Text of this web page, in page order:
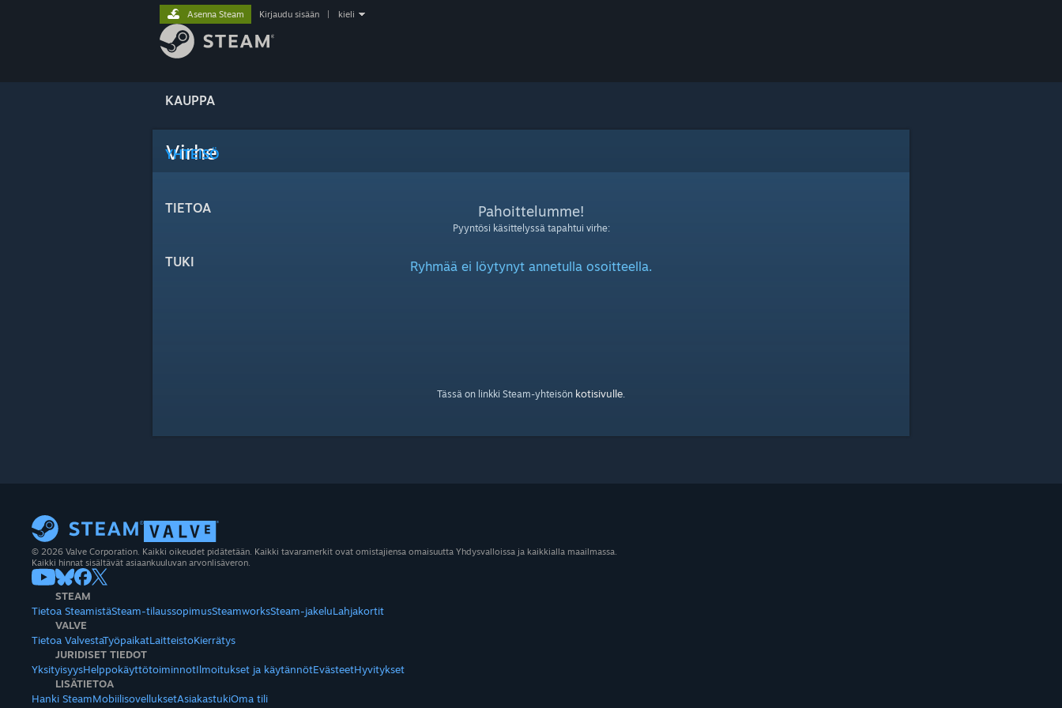
KAUPPA
YHTEISÖ
TIETOA
TUKI
Asenna Steam Kirjaudu sisään kieli
Virhe
Pahoittelumme!
Pyyntösi käsittelyssä tapahtui virhe:
Ryhmää ei löytynyt annetulla osoitteella.
Tässä on linkki Steam-yhteisön kotisivulle.
© 2026 Valve Corporation. Kaikki oikeudet pidätetään. Kaikki tavaramerkit ovat omistajiensa omaisuutta Yhdysvalloissa ja kaikkialla maailmassa.
Kaikki hinnat sisältävät asiaankuuluvan arvonlisäveron.
STEAM
Tietoa SteamistäSteam-tilaussopimusSteamworksSteam-jakeluLahjakortit
VALVE
Tietoa ValvestaTyöpaikatLaitteistoKierrätys
JURIDISET TIEDOT
YksityisyysHelppokäyttötoiminnotIlmoitukset ja käytännötEvästeetHyvitykset
LISÄTIETOA
Hanki SteamMobiilisovelluksetAsiakastukiOma tili